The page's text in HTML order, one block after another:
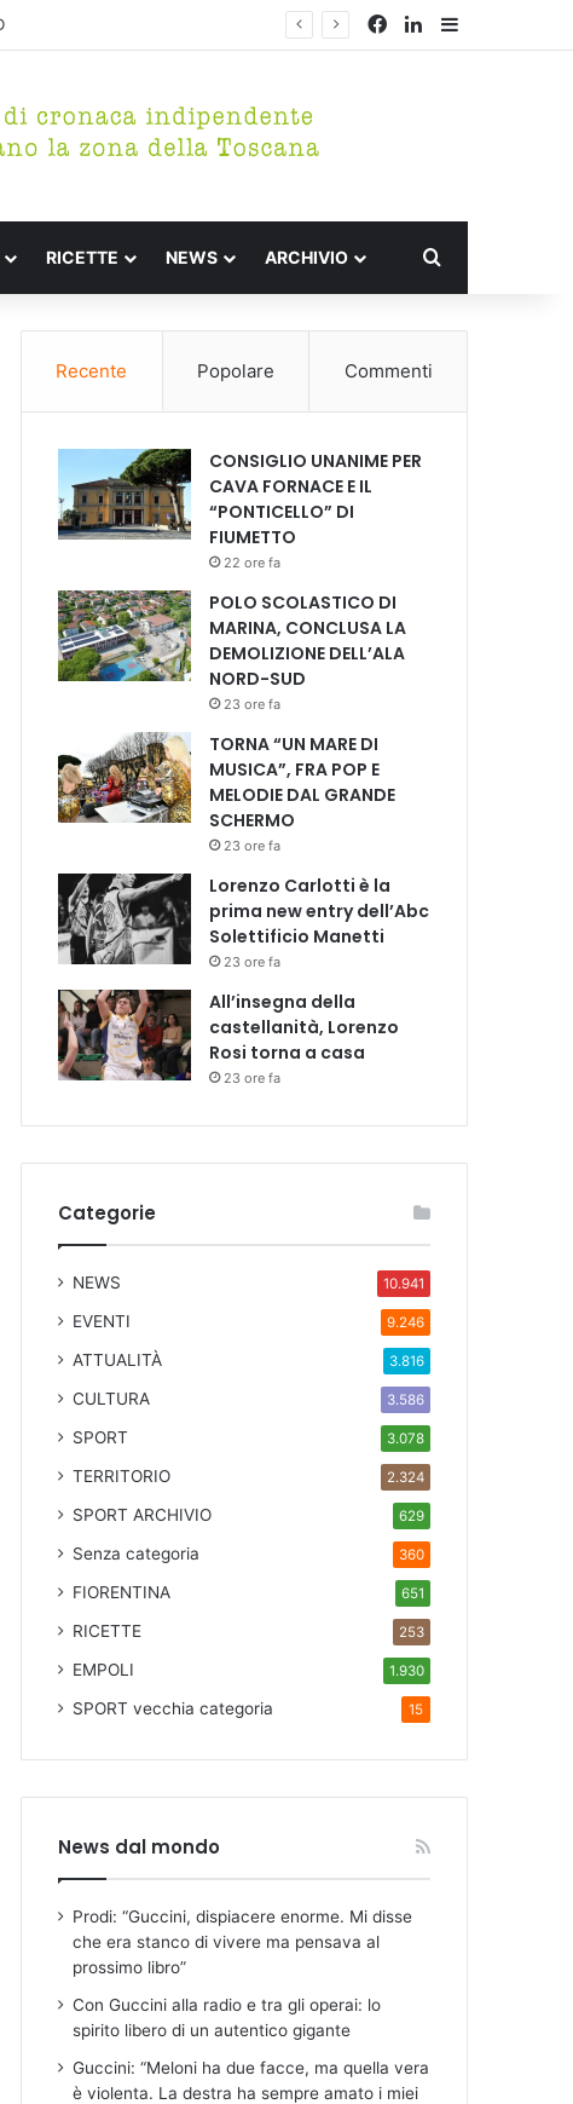
Facebook
LinkedIn
RICETTE NEWS ARCHIVIO
Recente Popolare Commenti
CONSIGLIO UNANIME PER
CAVA FORNACE E IL
“PONTICELLO” DI
FIUMETTO
22 ore fa
POLO SCOLASTICO DI
MARINA, CONCLUSA LA
DEMOLIZIONE DELL’ALA
NORD-SUD
23 ore fa
TORNA “UN MARE DI
MUSICA”, FRA POP E
MELODIE DAL GRANDE
SCHERMO
23 ore fa
Lorenzo Carlotti è la
prima new entry dell’Abc
Solettificio Manetti
23 ore fa
All’insegna della
castellanità, Lorenzo
Rosi torna a casa
23 ore fa
Categorie
NEWS 10.941
EVENTI 9.246
ATTUALITÀ 3.816
CULTURA 3.586
SPORT 3.078
TERRITORIO 2.324
SPORT ARCHIVIO 629
Senza categoria 360
FIORENTINA 651
RICETTE 253
EMPOLI 1.930
SPORTvecchia categoria 15
News dal mondo
Prodi: “Guccini, dispiacere enorme. Mi disse
che era stanco di vivere ma pensava al
prossimo libro”
Con Guccini alla radio e tra gli operai: lo
spirito libero di un autentico gigante
Guccini: “Meloni ha due facce, ma quella vera
è violenta. La destra ha sempre amato i miei